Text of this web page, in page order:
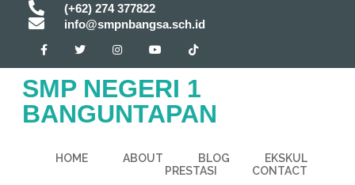
(+62) 274 377822
info@smpnbangsa.sch.id
SMP NEGERI 1
BANGUNTAPAN
HOME ABOUT BLOG
EKSKUL
PRESTASI
CONTACT